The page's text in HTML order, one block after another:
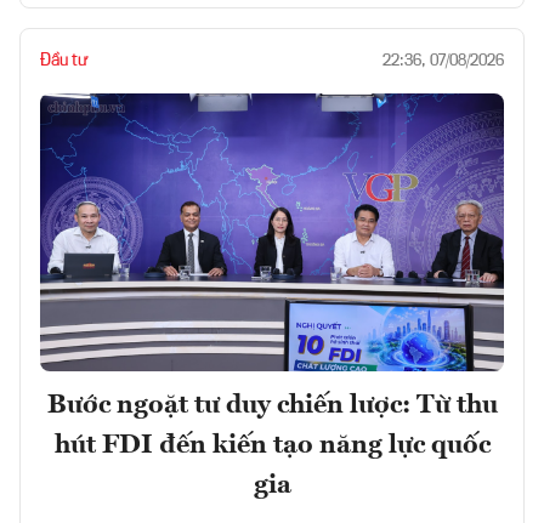
Đầu tư 22:36, 07/08/2026
Bước ngoặt tư duy chiến lược: Từ thu
hút FDI đến kiến tạo năng lực quốc
gia